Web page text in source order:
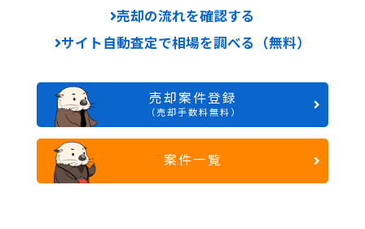
売却の流れを確認する
サイト自動査定で相場を調べる（無料）
売却案件登録
（売却手数料無料）
案件一覧